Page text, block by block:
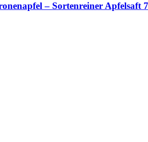
– Sortenreiner Apfelsaft